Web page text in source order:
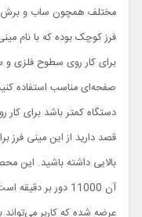
مختلف همچون ساب و برش
فرز کوچک بوده که با نام
برای کار روی سطوح فلزی و
صفحه‌ای مناسب استفاده
دستگاه کمتر باشد برای
قصد دارید از این مینی
آن 11000 دور بر
عرضه شده که کاربر